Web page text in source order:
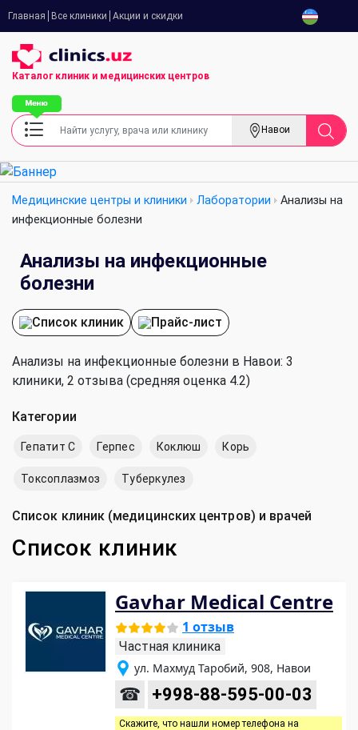
Главная Все клиники Акции и скидки
Каталог клиник и медицинских центров
Навои
Медицинские центры и клиники Лаборатории
Анализы на
инфекционные болезни
Анализы на инфекционные
болезни
Список клиник Прайс-лист
Анализы на инфекционные болезни в Навои: 3
клиники, 2 отзыва (средняя оценка 4.2)
Категории
Гепатит C Герпес Коклюш Корь
Токсоплазмоз Туберкулез
Список клиник (медицинских центров) и врачей
Список клиник
Gavhar Medical Centre
1 отзыв
Частная клиника
ул. Махмуд Таробий, 908, Навои
☎ +998-88-595-00-03
Скажите, что нашли номер телефона на